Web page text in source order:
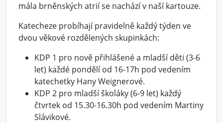
mála brněnských atrií se nachází v naší kartouze.
Katecheze probíhají pravidelně každý týden ve
dvou věkové rozdělených skupinkách:
KDP 1 pro nově přihlášené a mladší děti (3-6
let) každé pondělí od 16-17h pod vedením
katechetky Hany Weignerové.
KDP 2 pro mladší školáky (6-9 let) každý
čtvrtek od 15.30-16.30h pod vedením Martiny
Slávikové.